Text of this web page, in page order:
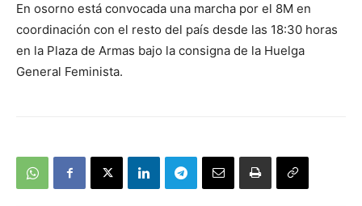
En osorno está convocada una marcha por el 8M en
coordinación con el resto del país desde las 18:30 horas
en la Plaza de Armas bajo la consigna de la Huelga
General Feminista.